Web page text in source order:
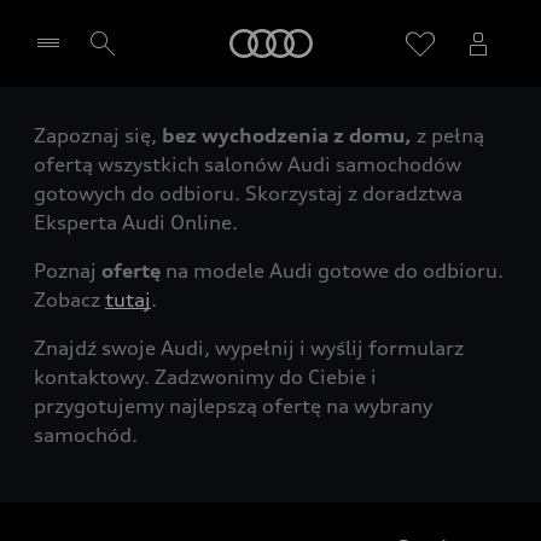
Wybierz Twojego Partnera Audi
Zapoznaj się, bez wychodzenia z domu, z pełną
ofertą wszystkich salonów Audi samochodów
gotowych do odbioru. Skorzystaj z doradztwa
Eksperta Audi Online.
Poznaj ofertę na modele Audi gotowe do odbioru.
Zobacz tutaj.
Znajdź swoje Audi, wypełnij i wyślij formularz
kontaktowy. Zadzwonimy do Ciebie i
przygotujemy najlepszą ofertę na wybrany
samochód.